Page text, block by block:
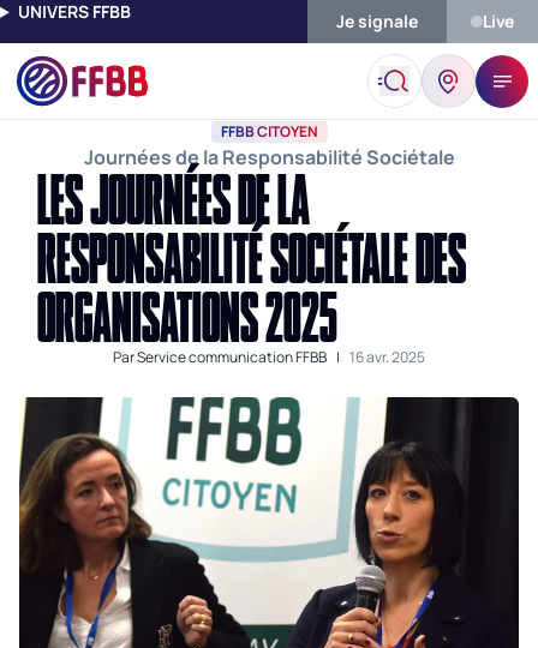
UNIVERS FFBB Je signale Live
Accueil Actualités Les Journées De La
FFBB CITOYEN
Journées de la Responsabilité Sociétale
LES JOURNÉES DE LA
RESPONSABILITÉ SOCIÉTALE DES
ORGANISATIONS 2025
ParService communication FFBB | 16 avr. 2025